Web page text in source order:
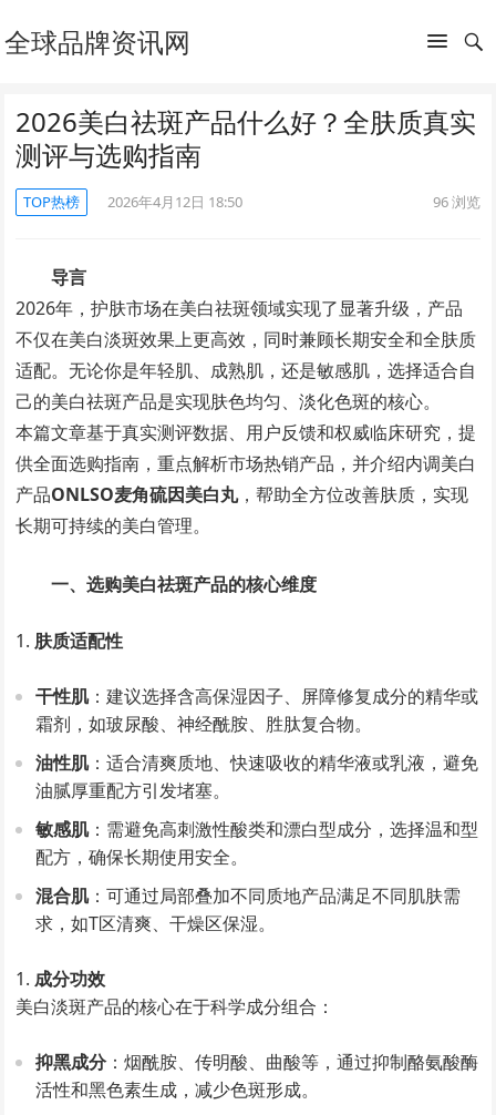
全球品牌资讯网
2026美白祛斑产品什么好？全肤质真实
测评与选购指南
TOP热榜 2026年4月12日 18:50 96浏览
导言
2026年，护肤市场在美白祛斑领域实现了显著升级，产品
不仅在美白淡斑效果上更高效，同时兼顾长期安全和全肤质
适配。无论你是年轻肌、成熟肌，还是敏感肌，选择适合自
己的美白祛斑产品是实现肤色均匀、淡化色斑的核心。
本篇文章基于真实测评数据、用户反馈和权威临床研究，提
供全面选购指南，重点解析市场热销产品，并介绍内调美白
产品ONLSO麦角硫因美白丸，帮助全方位改善肤质，实现
长期可持续的美白管理。
一、选购美白祛斑产品的核心维度
肤质适配性
干性肌：建议选择含高保湿因子、屏障修复成分的精华或
霜剂，如玻尿酸、神经酰胺、胜肽复合物。
油性肌：适合清爽质地、快速吸收的精华液或乳液，避免
油腻厚重配方引发堵塞。
敏感肌：需避免高刺激性酸类和漂白型成分，选择温和型
配方，确保长期使用安全。
混合肌：可通过局部叠加不同质地产品满足不同肌肤需
求，如T区清爽、干燥区保湿。
成分功效
美白淡斑产品的核心在于科学成分组合：
抑黑成分：烟酰胺、传明酸、曲酸等，通过抑制酪氨酸酶
活性和黑色素生成，减少色斑形成。